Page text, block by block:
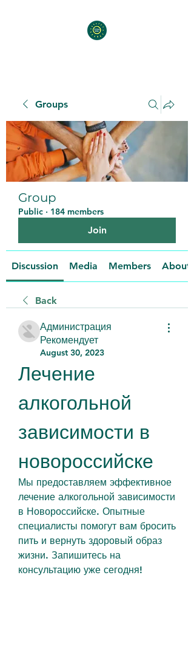
Groups
Group
Public · 184 members
Join
Discussion Media Members About
Back
Администрация
Рекомендует
August 30, 2023
Лечение
алкогольной
зависимости в
новороссийске
Мы предоставляем эффективное
лечение алкогольной зависимости
в Новороссийске. Опытные
специалисты помогут вам бросить
пить и вернуть здоровый образ
жизни. Запишитесь на
консультацию уже сегодня!